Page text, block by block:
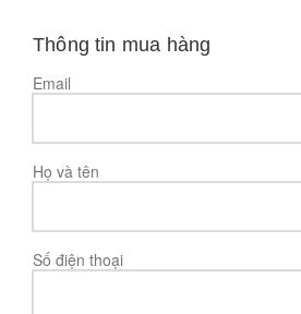
Thông tin mua hàng
Email
Họ và tên
Số điện thoại